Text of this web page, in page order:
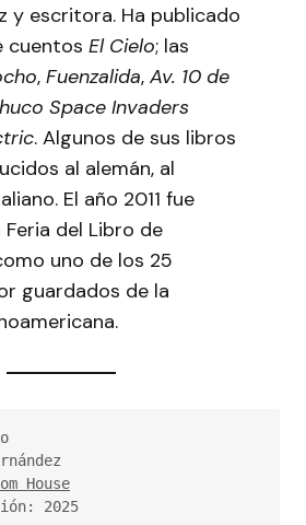
y escritora. Ha publicado
cuentos El Cielo; las
, Fuenzalida, Av. 10 de
Space Invaders
. Algunos de sus libros
al alemán, al
El año 2011 fue
del Libro de
uno de los 25
guardados de la
House
2025